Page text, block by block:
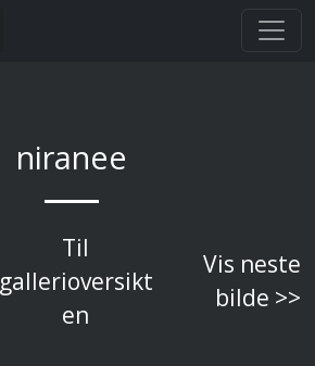
niranee
Til
gallerioversikt
en
Vis neste
bilde >>